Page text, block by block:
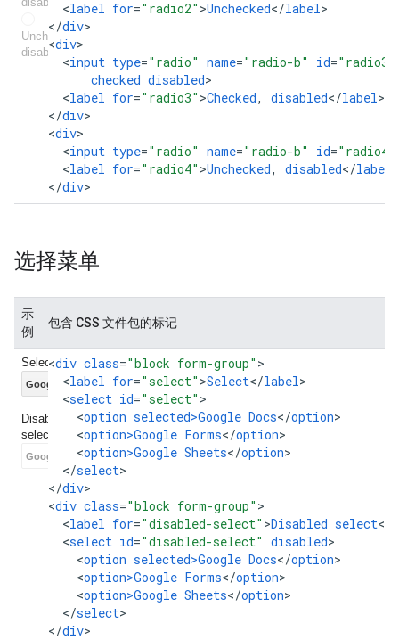
<label for="radio2" >Unchecked</label>
</div>
<div
<input type="radio" name="radio-b" id="radio3"
checked disabled
<label for="radio3" >Checked, disabled</label>
</div>
<div
<input type="radio" name="radio-b" id="radio4"
<label for="radio4" >Unchecked, disabled</label
</div>
选择菜单
示
例
包含 CSS 文件包的标记
<div class="block form-group"
<label for="select" >Select</label
<select id="select"
<option selected>Google Docs</option
<option>Google Forms</option
<option>Google Sheets</option
</select>
</div>
<div class="block form-group"
<label for="disabled-select" >Disabled select<
<select id="disabled-select" disabled
<option selected>Google Docs</option
<option>Google Forms</option
<option>Google Sheets</option
</select>
</div>